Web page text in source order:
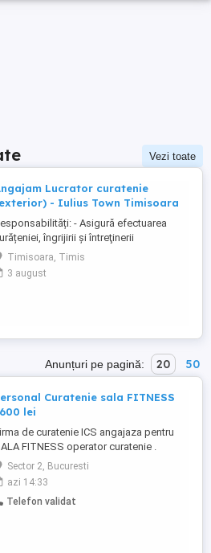
Vezi toate
Lucrator curatenie
- Iulius Town Timisoara
- Asigură efectuarea
îngrijirii şi întreţinerii
exterior al Mall-ului; -
cartoanele din locaţie şi le
spre punctul de colectare; - Pe timp
Timisoara, Timis
3 august
Anunțuri pe pagină: 20 50
Curatenie sala FITNESS
lei
de curatenie ICS angajaza pentru
FITNESS operator curatenie .
de lucru este de 10 ore , 2 zile
2 zile libere , in intervalul 7:00-17:00;
Sector 2, Bucuresti
azi 14:33
Telefon validat